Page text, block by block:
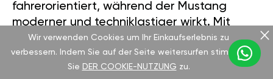
fahrerorientiert, während der Mustang
moderner und techniklastiger wirkt. Mit
unserem GÄN GT-Modul können Sie die
Leistung Ihres Challengers jedoch sicher an
die des Konkurrenten anpassen.
Wir verwenden Cookies um Ihr Einkaufserlebnis zu
verbessern. Indem Sie auf der Seite weitersurfen stimmen
Sie DER COOKIE-NUTZUNG zu.